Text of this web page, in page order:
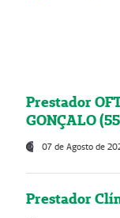
Prestador
GONÇALO
07 de Agosto de
Prestador